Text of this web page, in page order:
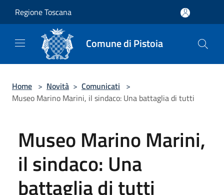
Regione Toscana
Comune di Pistoia
Home > Novità > Comunicati >
Museo Marino Marini, il sindaco: Una battaglia di tutti
Museo Marino Marini,
il sindaco: Una
battaglia di tutti